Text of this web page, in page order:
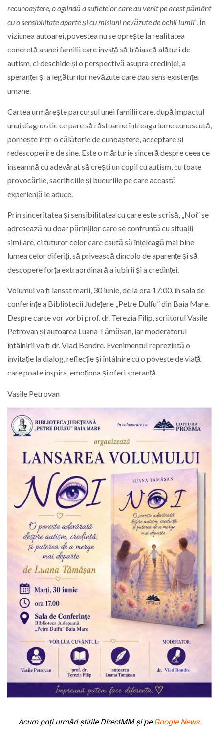
recunoaștere, o oglindă a sufletelor care au venit pe acest pământ
cu o sensibilitate aparte și cu misiuni nevăzute de ochii lumii”. În
viziunea autoarei, povestea nu se oprește la realitatea
concretă a unei familii care învață să trăiască alături de
autism, ci deschide și o perspectivă asupra credinței, a
speranței și a legăturilor nevăzute care dau sens existenței
umane.
Cartea urmărește parcursul unei familii care, după impactul
unui diagnostic ce pare să răstoarne întreaga lume cunoscută,
pornește într-o călătorie de cunoaștere, acceptare și
redescoperire de sine. Este o mărturie sinceră despre ceea ce
înseamnă cu adevărat să crești un copil cu autism, cu toate
provocările, sacrificiile și bucuriile pe care această
experiență le aduce.
Prin sinceritatea și sensibilitatea cu care este scrisă, „Noi” se
adresează nu doar părinților care se confruntă cu situații
similare, ci tuturor celor care caută să înțeleagă mai bine
lumea celor diferiți, să privească dincolo de aparențe și să
descopere forța extraordinară a iubirii și a credinței.
Volumul va fi lansat marți, 30 iunie, de la ora 17:00, în sala de
conferințe a Bibliotecii Județene „Petre Dulfu” din Baia Mare.
Despre carte vor vorbi prof. dr. Terezia Filip, scriitorul Vasile
Petrovan și autoarea Luana Tămășan, iar moderatorul
întâlnirii va fi dr. Vlad Bondre. Evenimentul reprezintă o
invitație la dialog, reflecție și întâlnire cu o poveste de viață
care poate inspira, emoționa și oferi speranță.
Vasile Petrovan
Acum poți urmări știrile DirectMM și pe Google News.